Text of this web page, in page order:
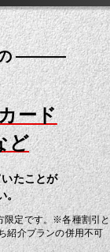
ード
ど
たことが
。
限定です。※各種割引と
紹介プランの併用不可